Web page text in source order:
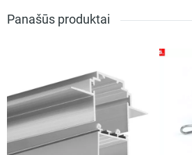
Panašūs produktai